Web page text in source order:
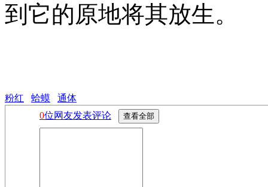
到它的原地将其放生。
粉红 蛤蟆
通体
0位网友发表评论